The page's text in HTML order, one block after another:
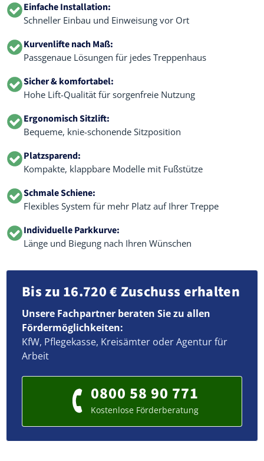
Einfache Installation:
Schneller Einbau und Einweisung vor Ort
Kurvenlifte nach Maß:
Passgenaue Lösungen für jedes Treppenhaus
Sicher & komfortabel:
Hohe Lift-Qualität für sorgenfreie Nutzung
Ergonomisch Sitzlift:
Bequeme, knie-schonende Sitzposition
Platzsparend:
Kompakte, klappbare Modelle mit Fußstütze
Schmale Schiene:
Flexibles System für mehr Platz auf Ihrer Treppe
Individuelle Parkkurve:
Länge und Biegung nach Ihren Wünschen
Bis zu 16.720 € Zuschuss erhalten
Unsere Fachpartner beraten Sie zu allen
Fördermöglichkeiten:
KfW, Pflegekasse, Kreisämter oder Agentur für
Arbeit
0800 58 90 771
Kostenlose Förderberatung